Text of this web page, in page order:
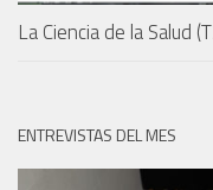
La Ciencia de la Salud
ENTREVISTAS DEL MES